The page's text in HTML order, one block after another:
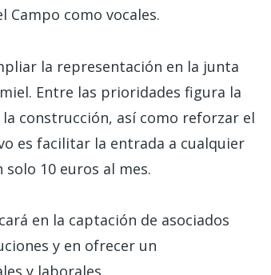
Campo como vocales.
la representación en la junta
Entre las prioridades figura la
construcción, así como reforzar el
es facilitar la entrada a cualquier
10 euros al mes.
en la captación de asociados
y en ofrecer un
y laborales.